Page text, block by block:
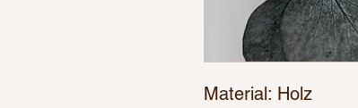
Material: Holz